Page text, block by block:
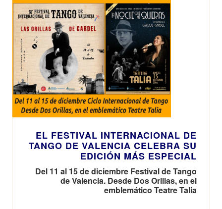
EL FESTIVAL INTERNACIONAL DE
TANGO DE VALENCIA CELEBRA SU
EDICIÓN MÁS ESPECIAL
Del 11 al 15 de diciembre Festival de Tango
de Valencia. Desde Dos Orillas, en el
emblemático Teatre Talia